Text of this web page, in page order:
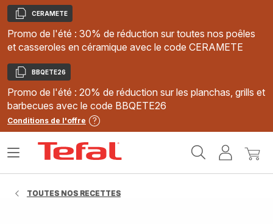
Copier
CERAMETE
Promo de l'été : 30% de réduction sur toutes nos poêles
et casseroles en céramique avec le code CERAMETE
Copier
BBQETE26
Promo de l'été : 20% de réduction sur les planchas, grills et
barbecues avec le code BBQETE26
Conditions de l'offre
MonMon
Ouvrir
TOUTES NOS RECETTES